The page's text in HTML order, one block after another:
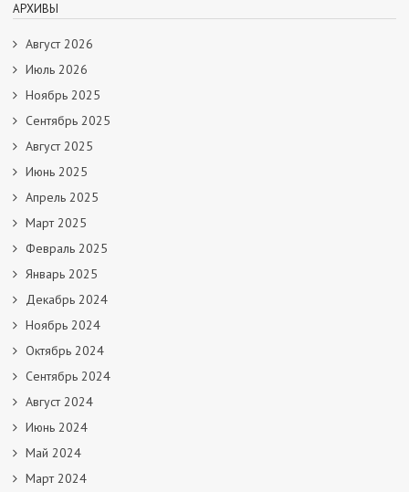
АРХИВЫ
Август 2026
Июль 2026
Ноябрь 2025
Сентябрь 2025
Август 2025
Июнь 2025
Апрель 2025
Март 2025
Февраль 2025
Январь 2025
Декабрь 2024
Ноябрь 2024
Октябрь 2024
Сентябрь 2024
Август 2024
Июнь 2024
Май 2024
Март 2024